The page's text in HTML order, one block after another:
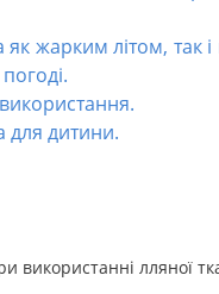
жарким літом, так
для дитини.
використанні лляної